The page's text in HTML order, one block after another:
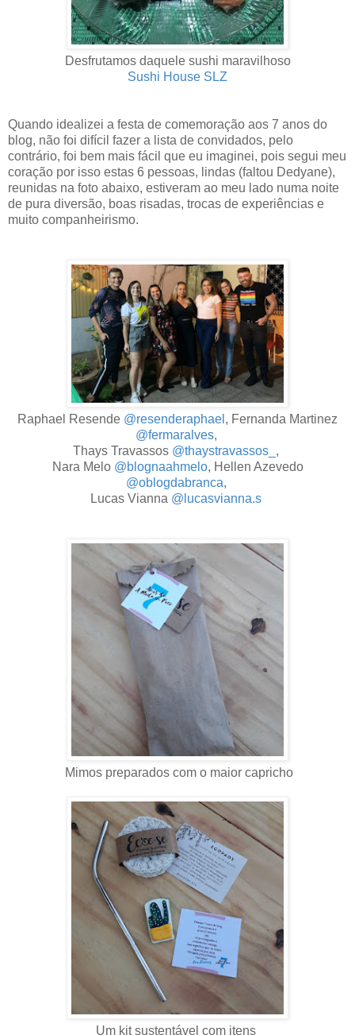
Desfrutamos daquele sushi maravilhoso
Sushi House SLZ
Quando idealizei a festa de comemoração aos 7 anos do
blog, não foi difícil fazer a lista de convidados, pelo
contrário, foi bem mais fácil que eu imaginei, pois segui meu
coração por isso estas 6 pessoas, lindas (faltou Dedyane),
reunidas na foto abaixo, estiveram ao meu lado numa noite
de pura diversão, boas risadas, trocas de experiências e
muito companheirismo.
Raphael Resende @resenderaphael , Fernanda Martinez
@fermaralves,
Thays Travassos @thaystravassos_ ,
Nara Melo @blognaahmelo, Hellen Azevedo
@oblogdabranca,
Lucas Vianna @lucasvianna.s
Mimos preparados com o maior capricho
Um kit sustentável com itens